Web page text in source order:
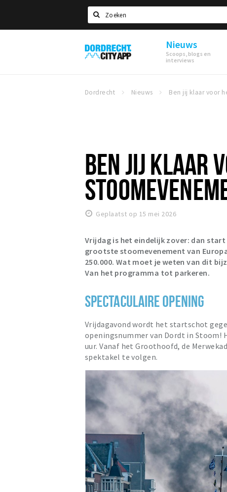
Zoeken
Dordrecht
City
Nieuws
Scoops, blogs en
interviews
Dordrecht Nieuws
BEN JIJ KLAAR
Geplaatst op 15 mei 2026
Vrijdag is het eindelijk zover: dan start
grootste stoomevenement van
250.000. Wat moet je weten van dit
Van het programma tot parkeren.
SPECTACULAIRE OPENING
Vrijdagavond wordt het startschot
openingsnummer van Dordt in
uur. Vanaf het Groothoofd, de
spektakel te volgen.